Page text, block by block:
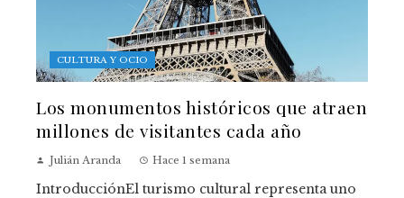
CULTURA Y OCIO
Los monumentos históricos que atraen
millones de visitantes cada año
Julián Aranda Hace 1 semana
IntroducciónEl turismo cultural representa uno